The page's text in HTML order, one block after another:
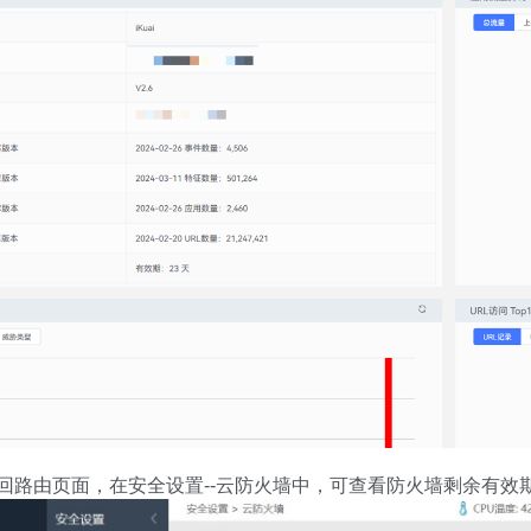
路由页面，在安全设置--云防火墙中，可查看防火墙剩余有效